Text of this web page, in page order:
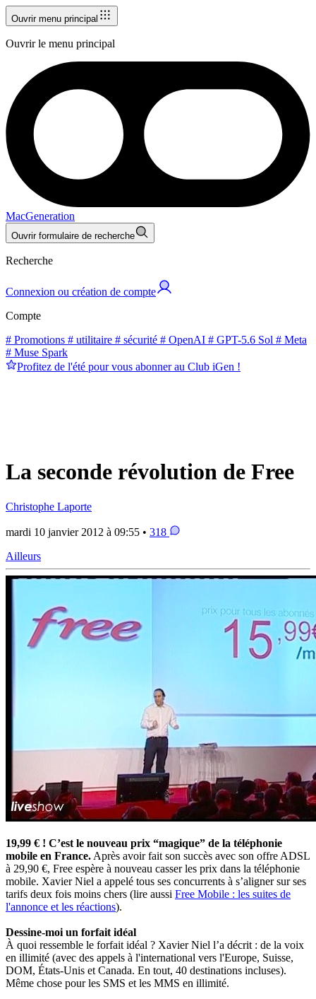
Ouvrir menu principal
Ouvrir le menu principal
MacGeneration
Ouvrir formulaire de recherche
Recherche
Connexion ou création de compte
Compte
# Promotions # utilitaire # sécurité # OpenAI # GPT-5.6 Sol # Meta
# Muse Spark
Profitez de l'été pour vous abonner au Club iGen !
La seconde révolution de Free
Christophe Laporte
mardi 10 janvier 2012 à 09:55 • 318
Ailleurs
19,99 € ! C’est le nouveau prix “magique” de la téléphonie
mobile en France. Après avoir fait son succès avec son offre ADSL
à 29,90 €, Free espère à nouveau casser les prix dans la téléphonie
mobile. Xavier Niel a appelé tous ses concurrents à s’aligner sur ses
tarifs deux fois moins chers (lire aussi Free Mobile : les suites de
l'annonce et les réactions).
Dessine-moi un forfait idéal
À quoi ressemble le forfait idéal ? Xavier Niel l’a décrit : de la voix
en illimité (avec des appels à l'international vers l'Europe, Suisse,
DOM, États-Unis et Canada. En tout, 40 destinations incluses).
Même chose pour les SMS et les MMS en illimité.